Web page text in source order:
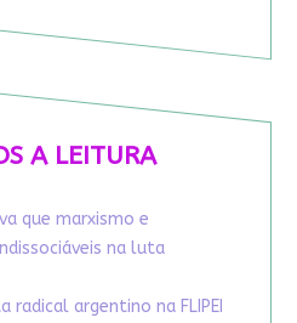
A LEITURA
que marxismo e
na luta
radical argentino na FLIPEI